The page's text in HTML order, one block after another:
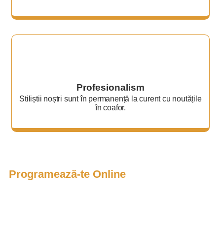
Profesionalism
Stiliștii noștri sunt în permanență la curent cu noutățile
în coafor.
Programează-te Online